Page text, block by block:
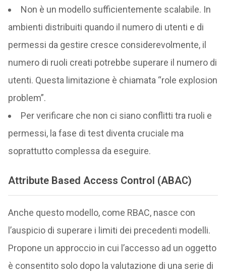
Non è un modello sufficientemente scalabile. In
ambienti distribuiti quando il numero di utenti e di
permessi da gestire cresce considerevolmente, il
numero di ruoli creati potrebbe superare il numero di
utenti. Questa limitazione è chiamata “role explosion
problem”.
Per verificare che non ci siano conflitti tra ruoli e
permessi, la fase di test diventa cruciale ma
soprattutto complessa da eseguire.
Attribute Based Access Control (ABAC)
Anche questo modello, come RBAC, nasce con
l’auspicio di superare i limiti dei precedenti modelli.
Propone un approccio in cui l’accesso ad un oggetto
è consentito solo dopo la valutazione di una serie di